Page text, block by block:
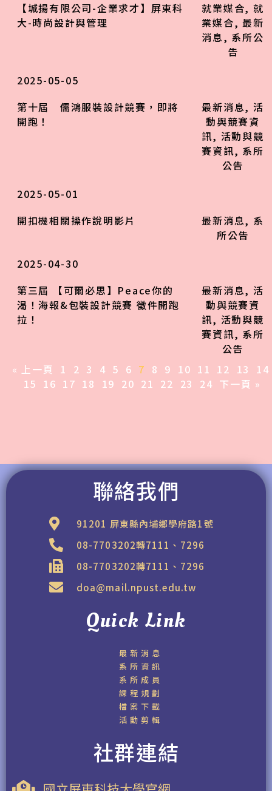
【城揚有限公司-企業求才】屏東科
大-時尚設計與管理
就業媒合, 就
業媒合,最新
消息, 系所公
告
2025-05-05
第十屆 儒鴻服裝設計競賽，即將
開跑！
最新消息, 活
動與競賽資
訊, 活動與競
賽資訊, 系所
公告
2025-05-01
開扣機相關操作說明影片
最新消息, 系
所公告
2025-04-30
第三屆 【可爾必思】Peace你的
渴！海報&包裝設計競賽 徵件開跑
拉！
最新消息, 活
動與競賽資
訊, 活動與競
賽資訊, 系所
公告
« 上一頁
1 2 3 4 5 6 7 8 9 10 11 12 13
14
15 16 17 18 19 20 21 22 23 24 下一頁 »
聯絡我們
91201 屏東縣內埔鄉學府路1號
08-7703202轉7111、7296
08-7703202轉7111、7296
doa@mail.npust.edu.tw
Quick Link
最新消息
系所資訊
系所成員
課程規劃
檔案下載
活動剪輯
社群連結